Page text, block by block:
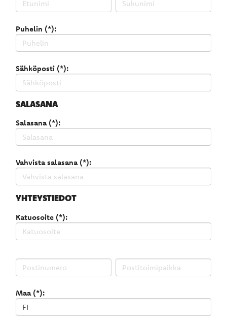
Puhelin (*):
Sähköposti (*):
SALASANA
Salasana (*):
Vahvista salasana (*):
YHTEYSTIEDOT
Katuosoite (*):
Maa (*):